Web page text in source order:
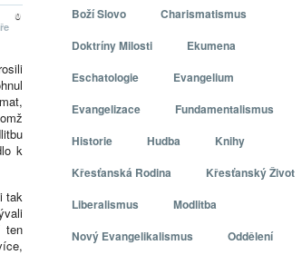
0
k
tak
ten
Boží Slovo
Charismatismus
Doktríny Milosti
Ekumena
Eschatologie
Evangelium
Evangelizace
Fundamentalismus
Historie
Hudba
Knihy
Křesťanská Rodina
Křesťanský Život
Liberalismus
Modlitba
Nový Evangelikalismus
Oddělení